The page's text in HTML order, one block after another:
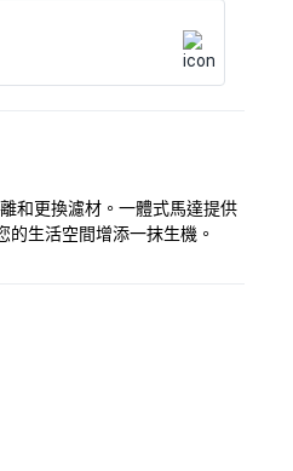
和更換濾材。一體式馬達提供
生活空間增添一抹生機。